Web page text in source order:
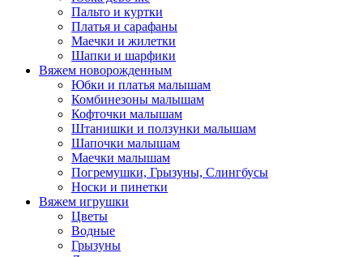
Пальто и куртки
Платья и сарафаны
Маечки и жилетки
Шапки и шарфики
Вяжем новорожденным
Юбки и платья малышам
Комбинезоны малышам
Кофточки малышам
Штанишки и ползунки малышам
Шапочки малышам
Маечки малышам
Погремушки, Грызуны, Слингбусы
Носки и пинетки
Вяжем игрушки
Цветы
Водные
Грызуны